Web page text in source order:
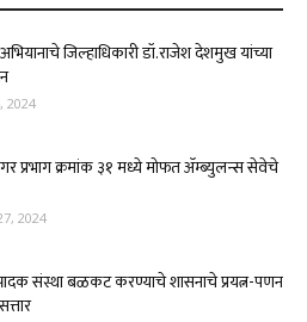
अभियानाचे जिल्हाधिकारी डॉ.राजेश देशमुख यांच्या
2024
प्रभाग क्रमांक ३१ मध्ये मोफत ॲम्ब्युलन्स सेवेचे
2024
संस्था बळकट करण्याचे शासनाचे प्रयत्न-पणन